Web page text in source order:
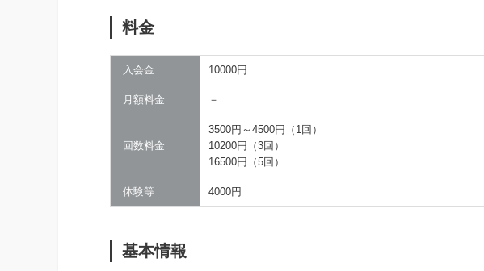
料金
入会金 10000円
月額料金 －
回数料金
3500円～4500円（1回）
10200円（3回）
16500円（5回）
体験等 4000円
基本情報